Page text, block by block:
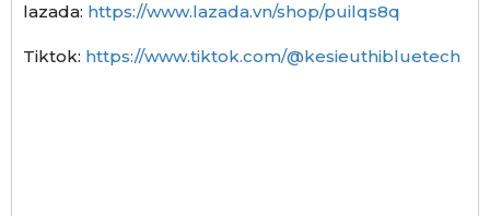
lazada: https://www.lazada.vn/shop/puilqs8q
Tiktok: https://www.tiktok.com/@kesieuthibluetech